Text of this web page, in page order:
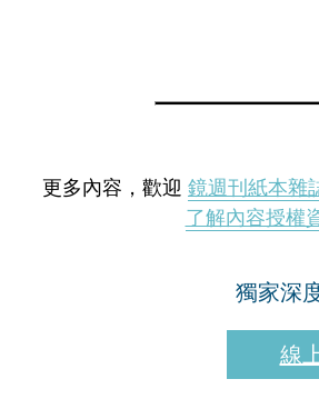
更多內容，歡迎 鏡週刊紙本雜
了解內容授權
獨家深
線